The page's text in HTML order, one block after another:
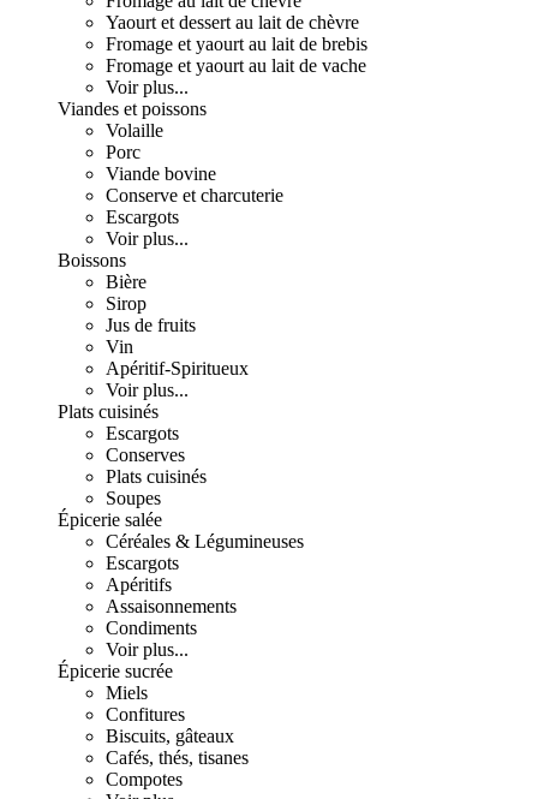
Yaourt et dessert au lait de chèvre
Fromage et yaourt au lait de brebis
Fromage et yaourt au lait de vache
Voir plus...
Viandes et poissons
Volaille
Porc
Viande bovine
Conserve et charcuterie
Escargots
Voir plus...
Boissons
Bière
Sirop
Jus de fruits
Vin
Apéritif-Spiritueux
Voir plus...
Plats cuisinés
Escargots
Conserves
Plats cuisinés
Soupes
Épicerie salée
Céréales & Légumineuses
Escargots
Apéritifs
Assaisonnements
Condiments
Voir plus...
Épicerie sucrée
Miels
Confitures
Biscuits, gâteaux
Cafés, thés, tisanes
Compotes